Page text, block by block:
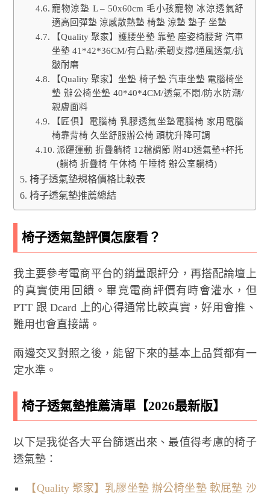
寵物涼墊 L – 50x60cm 毛小孩寵物 冰涼透氣舒
適高回彈墊 涼感散熱墊 椅墊 涼墊 墊子 坐墊
【Quality 聚家】護腰坐墊 靠墊 座姿椅腰背 汽車
坐墊 41*42*36CM/有凸點/柔韌支撐/通風透氣/抗
皺耐磨
【Quality 聚家】坐墊 椅子墊 汽車坐墊 電腦椅坐
墊 辦公椅坐墊 40*40*4CM/透氣不悶/防水防潮/
親膚面料
【匠俱】電腦椅 乳膠透氣坐墊電腦椅 家用電腦
椅靠背椅 久坐舒服辦公椅 頭枕升降可調
派躍運動 折疊躺椅 12檔調節 附4D透氣墊+杯托
(躺椅 折疊椅 午休椅 午睡椅 辦公室躺椅)
椅子透氣墊規格價格比較表
椅子透氣墊推薦總結
椅子透氣墊評價怎麼看？
我主要參考電商平台的銷量跟評分，再搭配論壇上
的真實使用回饋。畢竟電商評價有時會灌水，但
PTT 跟 Dcard 上的心得通常比較真實，好用會推、
難用也會直接講。
兩邊交叉對照之後，能留下來的基本上品質都有一
定水準。
椅子透氣墊推薦清單【2026最新版】
以下是我從各大平台篩選出來、最值得考慮的椅子
透氣墊：
【Quality 聚家】乳膠坐墊 辦公椅坐墊 軟屁墊 沙